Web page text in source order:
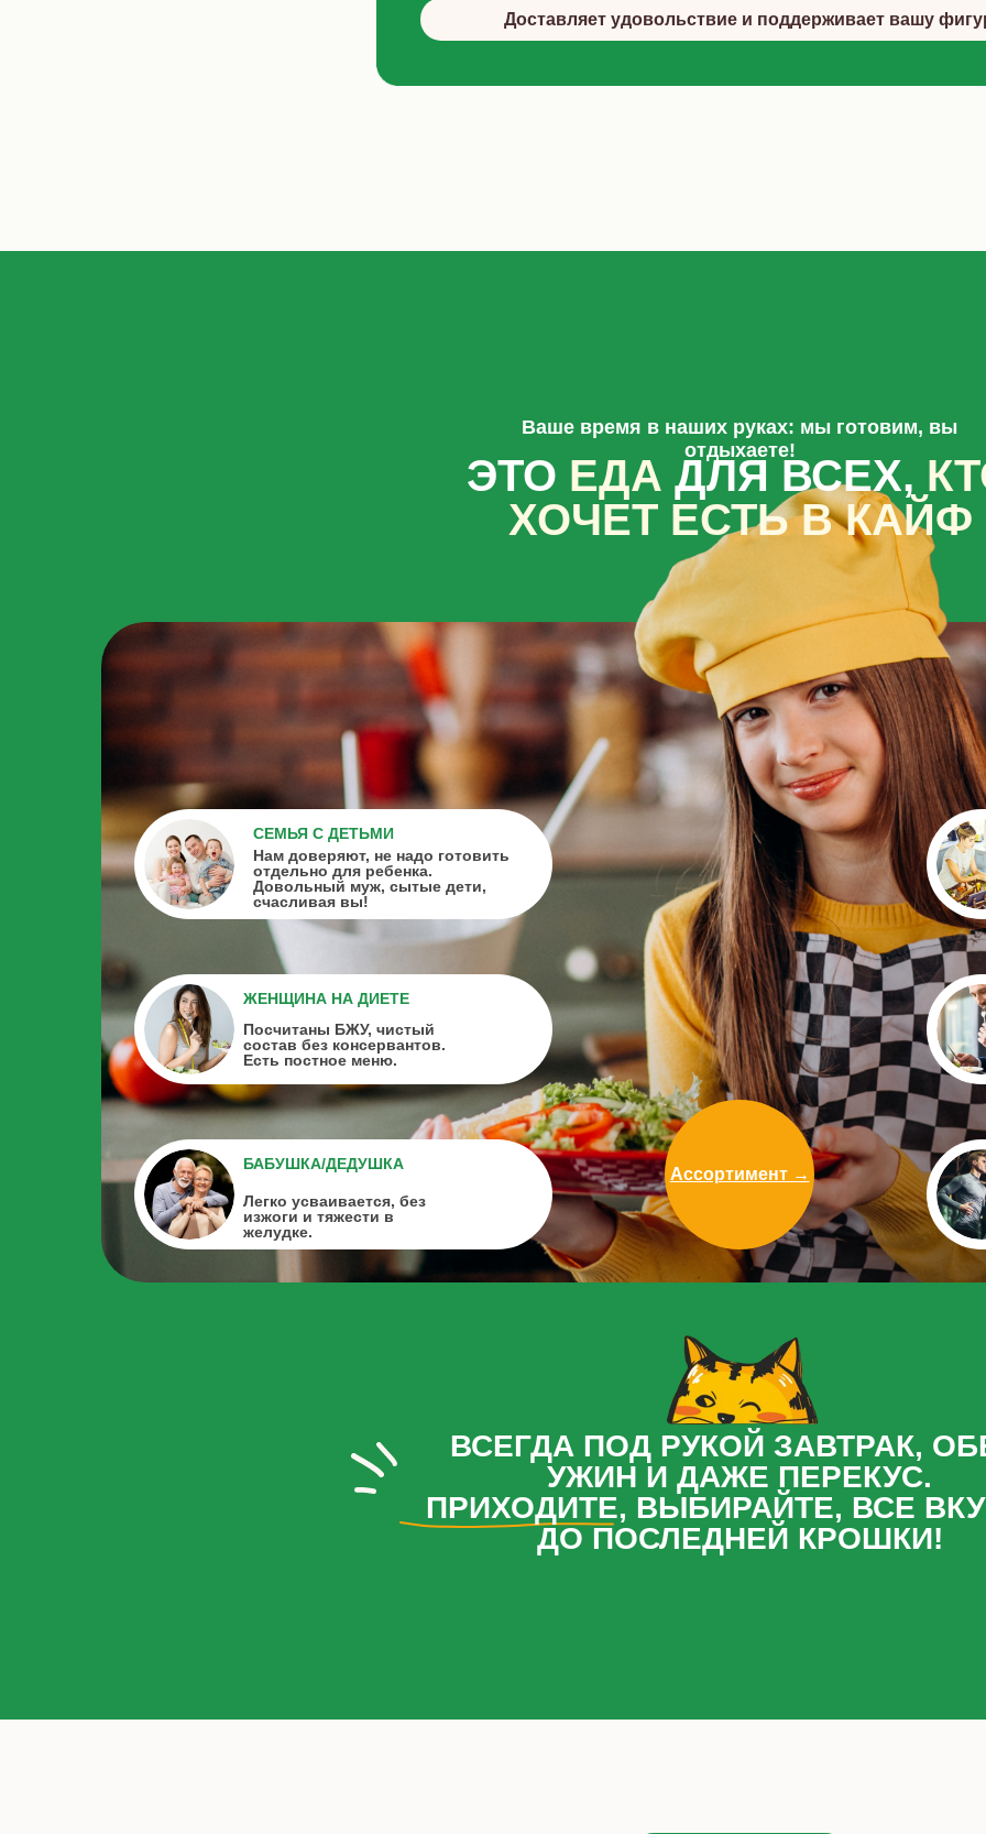
Доставляет удовольствие и поддерживает вашу
Ваше время в наших руках: мы готовим, вы
отдыхаете!
ВСЕГДА ПОД РУКОЙ ЗАВТРАК,
УЖИН И ДАЖЕ ПЕРЕКУС.
ПРИХОДИТЕ, ВЫБИРАЙТЕ, ВСЕ
ДО ПОСЛЕДНЕЙ КРОШКИ!
ЖЕНЩИНА НА ДИЕТЕ
Посчитаны БЖУ, чистый
состав без консервантов.
Есть постное меню.
БАБУШКА/ДЕДУШКА
Легко усваивается, без
изжоги и тяжести в
желудке.
СЕМЬЯ С ДЕТЬМИ
Нам доверяют, не надо готовить
отдельно для ребенка.
Довольный муж, сытые дети,
счасливая вы!
Ассортимент →
ЭТО ЕДА ДЛЯ ВСЕХ,
ХОЧЕТ ЕСТЬ В КАЙФ